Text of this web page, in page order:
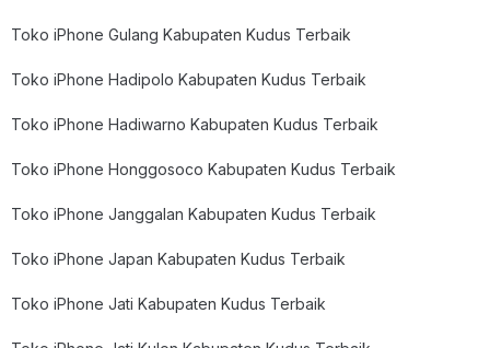
Toko iPhone Gulang Kabupaten Kudus Terbaik
Toko iPhone Hadipolo Kabupaten Kudus Terbaik
Toko iPhone Hadiwarno Kabupaten Kudus Terbaik
Toko iPhone Honggosoco Kabupaten Kudus Terbaik
Toko iPhone Janggalan Kabupaten Kudus Terbaik
Toko iPhone Japan Kabupaten Kudus Terbaik
Toko iPhone Jati Kabupaten Kudus Terbaik